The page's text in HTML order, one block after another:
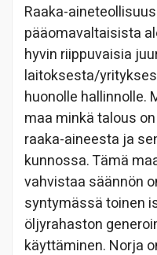
Raaka-
pääomavaltaisista
hyvin riippuvaisia
laitoksesta/
huonolle hallinnolle.
maa minkä talous
raaka-aineesta ja
kunnossa. Tämä
vahvistaa säännön
syntymässä toinen
öljyrahaston
käyttäminen. Norja